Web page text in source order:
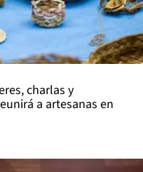
charlas y
a artesanas en